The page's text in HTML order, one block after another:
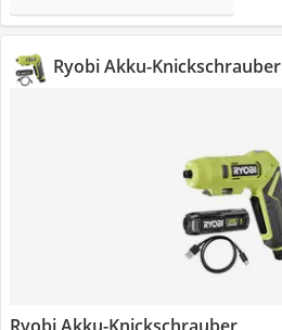
Ryobi Akku-Knickschrauber